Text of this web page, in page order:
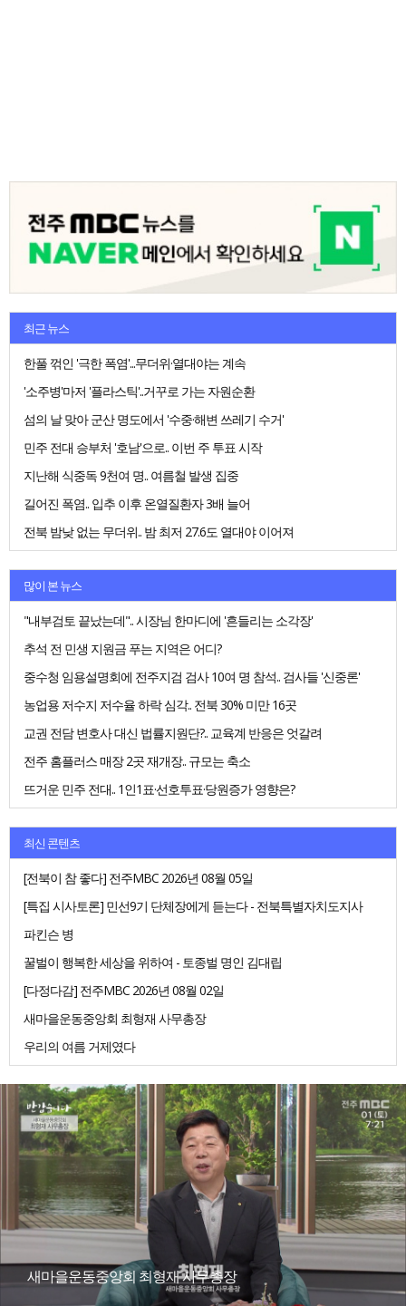
최근 뉴스
한풀 꺾인 '극한 폭염'...무더위·열대야는 계속
'소주병'마저 '플라스틱'..거꾸로 가는 자원순환
섬의 날 맞아 군산 명도에서 '수중·해변 쓰레기 수거'
민주 전대 승부처 '호남'으로.. 이번 주 투표 시작
지난해 식중독 9천여 명.. 여름철 발생 집중
길어진 폭염.. 입추 이후 온열질환자 3배 늘어
전북 밤낮 없는 무더위.. 밤 최저 27.6도 열대야 이어져
많이 본 뉴스
"내부검토 끝났는데".. 시장님 한마디에 '흔들리는 소각장'
추석 전 민생 지원금 푸는 지역은 어디?
중수청 임용설명회에 전주지검 검사 10여 명 참석.. 검사들 '신중론'
농업용 저수지 저수율 하락 심각.. 전북 30% 미만 16곳
교권 전담 변호사 대신 법률지원단?.. 교육계 반응은 엇갈려
전주 홈플러스 매장 2곳 재개장.. 규모는 축소
뜨거운 민주 전대.. 1인1표·선호투표·당원증가 영향은?
최신 콘텐츠
[전북이 참 좋다] 전주MBC 2026년 08월 05일
[특집 시사토론] 민선9기 단체장에게 듣는다 - 전북특별자치도지사
파킨슨 병
꿀벌이 행복한 세상을 위하여 - 토종벌 명인 김대립
[다정다감] 전주MBC 2026년 08월 02일
새마을운동중앙회 최형재 사무총장
우리의 여름 거제였다
새마을운동중앙회 최형재 사무총장